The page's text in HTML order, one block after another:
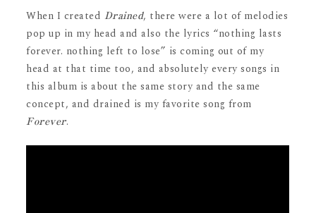
When I created Drained, there were a lot of melodies
pop up in my head and also the lyrics “nothing lasts
forever. nothing left to lose” is coming out of my
head at that time too, and absolutely every songs in
this album is about the same story and the same
concept, and drained is my favorite song from
Forever.